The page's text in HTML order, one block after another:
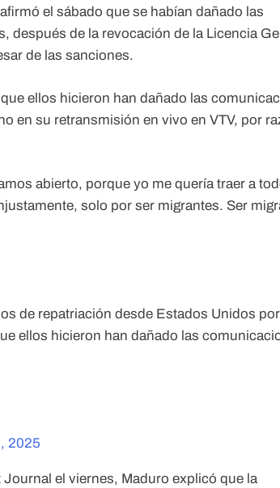
el sábado que se habían dañado las
de la revocación de la Licencia
de las sanciones.
ellos hicieron han dañado las
en su retransmisión en vivo en VTV, por
abierto, porque yo me quería traer a
solo por ser migrantes. Ser
de repatriación desde Estados Unidos por
ellos hicieron han dañado las
2025
el viernes, Maduro explicó que la